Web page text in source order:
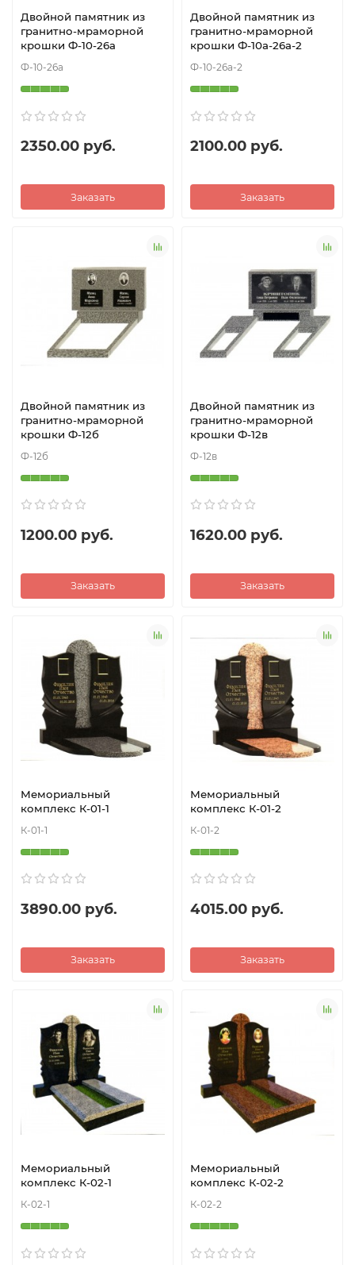
Двойной памятник из
гранитно-мраморной
крошки Ф-10-26а
Ф-10-26а
2350.00 руб.
Заказать
Двойной памятник из
гранитно-мраморной
крошки Ф-10а-26а-2
Ф-10-26а-2
2100.00 руб.
Заказать
Двойной памятник из
гранитно-мраморной
крошки Ф-12б
Ф-12б
1200.00 руб.
Заказать
Двойной памятник из
гранитно-мраморной
крошки Ф-12в
Ф-12в
1620.00 руб.
Заказать
Мемориальный
комплекс К-01-1
К-01-1
3890.00 руб.
Заказать
Мемориальный
комплекс К-01-2
К-01-2
4015.00 руб.
Заказать
Мемориальный
комплекс К-02-1
К-02-1
Мемориальный
комплекс К-02-2
К-02-2